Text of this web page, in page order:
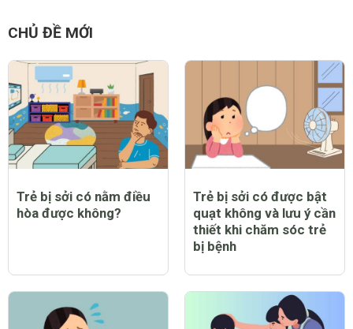
CHỦ ĐỀ MỚI
Trẻ bị sởi có nằm điều
hòa được không?
Trẻ bị sởi có được bật
quạt không và lưu ý cần
thiết khi chăm sóc trẻ
bị bệnh